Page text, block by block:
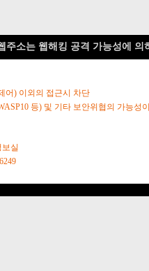
주소는 웹해킹 공격 가능성에 의
어) 이외의 접근시 차단
등) 및 기타 보안위협의 가능성
실